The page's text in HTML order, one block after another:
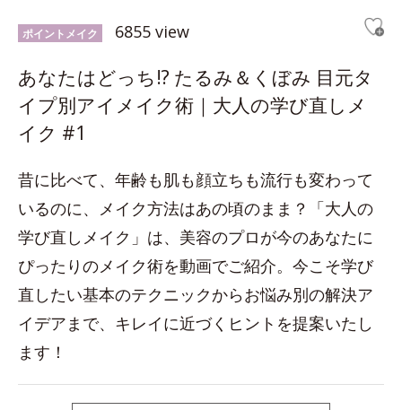
ポイントメイク 6855 view
あなたはどっち!? たるみ＆くぼみ 目元タ
イプ別アイメイク術｜大人の学び直しメ
イク #1
昔に比べて、年齢も肌も顔立ちも流行も変わって
いるのに、メイク方法はあの頃のまま？「大人の
学び直しメイク」は、美容のプロが今のあなたに
ぴったりのメイク術を動画でご紹介。今こそ学び
直したい基本のテクニックからお悩み別の解決ア
イデアまで、キレイに近づくヒントを提案いたし
ます！